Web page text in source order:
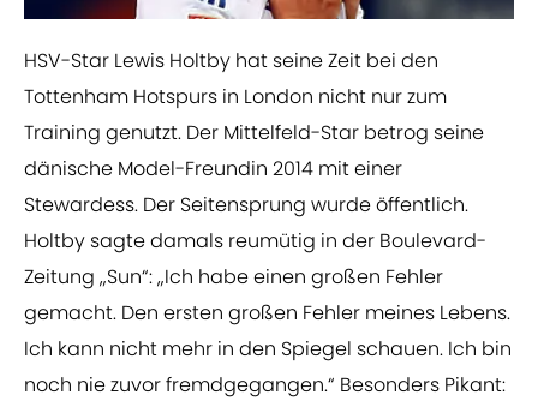
​HSV-Star Lewis Holtby hat seine Zeit bei den
Tottenham Hotspurs in London nicht nur zum
Training genutzt. Der Mittelfeld-Star betrog seine
dänische Model-Freundin 2014 mit einer
Stewardess. Der Seitensprung wurde öffentlich.
Holtby sagte damals reumütig in der Boulevard-
Zeitung „Sun“: „Ich habe einen großen Fehler
gemacht. Den ersten großen Fehler meines Lebens.
Ich kann nicht mehr in den Spiegel schauen. Ich bin
noch nie zuvor fremdgegangen.“ Besonders Pikant: